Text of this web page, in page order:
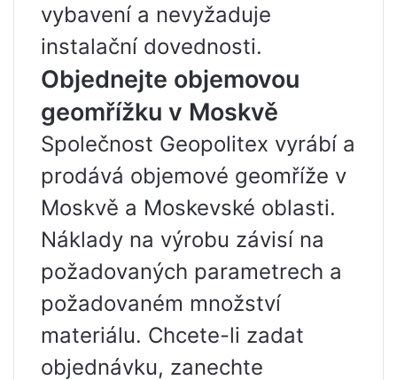
vybavení a nevyžaduje
instalační dovednosti.
Objednejte objemovou
geomřížku v Moskvě
Společnost Geopolitex vyrábí a
prodává objemové geomříže v
Moskvě a Moskevské oblasti.
Náklady na výrobu závisí na
požadovaných parametrech a
požadovaném množství
materiálu. Chcete-li zadat
objednávku, zanechte